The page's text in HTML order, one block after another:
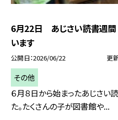
6月22日 あじさい読書週間
います
公開日 2026/06/22 更
その他
６月８日から始まったあじさい
た。たくさんの子が図書館や...